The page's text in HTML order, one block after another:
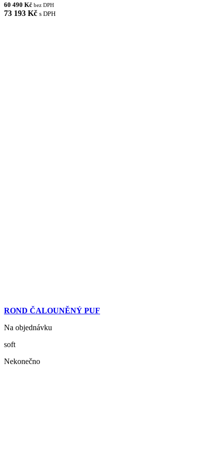
60 490 Kč bez DPH
73 193 Kč s DPH
ROND ČALOUNĚNÝ PUF
Na objednávku
soft
Nekonečno